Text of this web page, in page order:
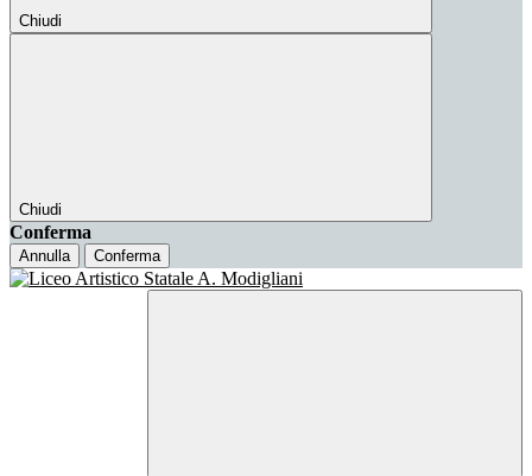
Chiudi
Chiudi
Conferma
Annulla Conferma